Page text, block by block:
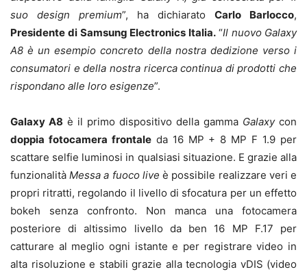
suo design premium”, ha dichiarato Carlo Barlocco,
Presidente di Samsung Electronics Italia.“Il nuovo Galaxy
A8 è un esempio concreto della nostra dedizione verso i
consumatori e della nostra ricerca continua di prodotti che
rispondano alle loro esigenze”.
Galaxy A8 è il primo dispositivo della gamma Galaxycon
doppia fotocamera frontaleda 16 MP + 8 MP F 1.9 per
scattare selfie luminosi in qualsiasi situazione. E grazie alla
funzionalitàMessa a fuoco live è possibile realizzare veri e
propri ritratti, regolando il livello di sfocatura per un effetto
bokeh senza confronto. Non manca una fotocamera
posteriore di altissimo livello da ben 16 MP F.17 per
catturare al meglio ogni istante e per registrare video in
alta risoluzione e stabili grazie alla tecnologia vDIS (video